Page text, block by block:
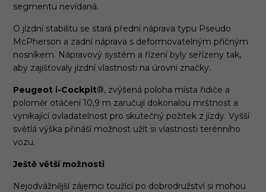
segmentu nevídaná.
O jízdní stabilitu se stará přední náprava typu Pseudo
McPherson a zadní náprava s deformovatelným příčným
nosníkem. Nápravový systém a řízení byly seřízeny tak,
aby zajišťovaly jízdní vlastnosti na úrovni značky.
Peugeot i-Cockpit®, zvýšená poloha místa řidiče a
poloměr otáčení 10,9 m zaručují dokonalou mrštnost a
vynikající ovladatelnost pro skutečný požitek z jízdy. Vyšší
světlá výška přináší možnost užít si vlastnosti terénního
vozu.
Ještě větší možnosti
Nejodvážnější zájemci toužící po dobrodružství si mohou